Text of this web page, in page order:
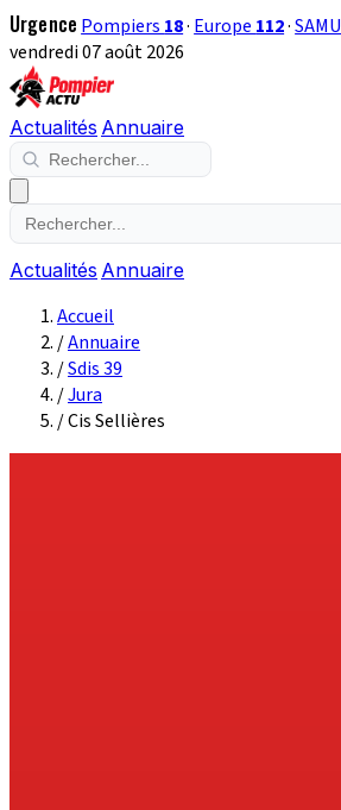
Urgence Pompiers 18· Europe 112·SAMU
vendredi 07 août 2026
Actualités Annuaire
Actualités Annuaire
Accueil
/Annuaire
/Sdis 39
/Jura
/Cis Sellières